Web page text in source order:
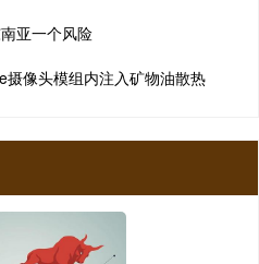
亚一个风险
像头模组内注入矿物油散热